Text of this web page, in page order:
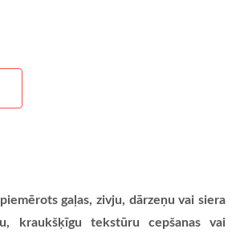
gaļas, zivju, dārzeņu vai siera
kraukšķīgu tekstūru cepšanas vai